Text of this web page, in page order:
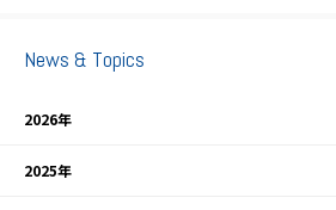
News & Topics
2026年
2025年